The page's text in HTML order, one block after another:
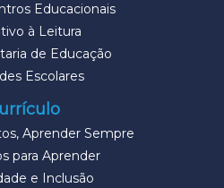
Educacionais
à Leitura
de Educação
Escolares
Aprender Sempre
para Aprender
e Inclusão